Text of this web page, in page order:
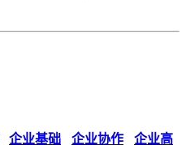
企业基础
企业协作
企业高